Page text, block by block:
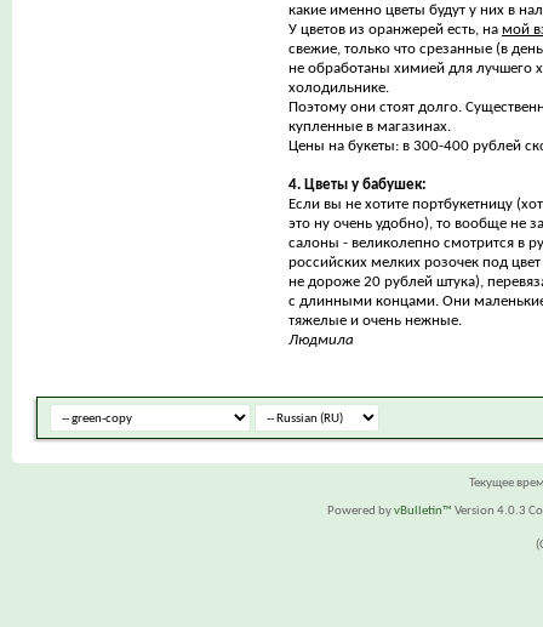
какие именно цветы будут у них в
У цветов из оранжерей есть, на мой
свежие, только что срезанные (в
не обработаны химией для лучшего
холодильнике.
Поэтому они стоят долго.
купленные в магазинах.
Цены на букеты: в 300-400 рублей
4. Цветы у бабушек:
Если вы не хотите портбукетницу
это ну очень удобно), то вообще не
салоны - великолепно смотрится в
российских мелких розочек под
не дороже 20 рублей штука),
с длинными концами. Они
тяжелые и очень нежные.
Людмила
Текущее
Powered byvBulletin™ Version 4.0.3